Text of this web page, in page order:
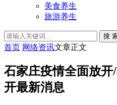
美食养生
旅游养生
搜
首页 网络资讯文章正文
石家庄疫情全面放
开最新消息